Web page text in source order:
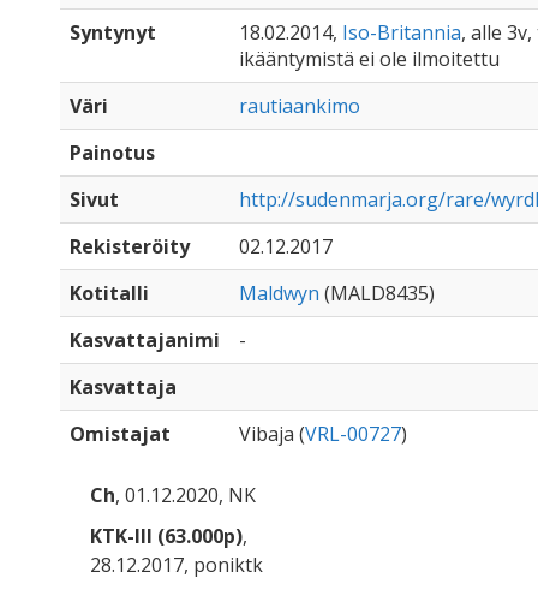
Syntynyt
18.02.2014, Iso-Britannia, alle
ikääntymistä ei ole ilmoitettu
Väri
rautiaankimo
Painotus
Sivut
http://sudenmarja.org/rare/
Rekisteröity
02.12.2017
Kotitalli
Maldwyn (MALD8435)
Kasvattajanimi
-
Kasvattaja
Omistajat
Vibaja (VRL-00727)
Ch, 01.12.2020, NK
KTK-III (63.000p),
28.12.2017, poniktk